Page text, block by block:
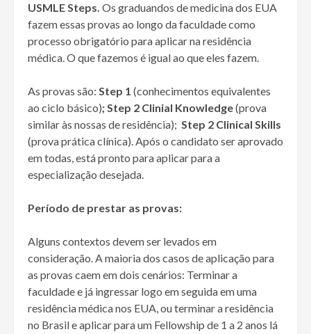
USMLE Steps. Os graduandos de medicina dos EUA
fazem essas provas ao longo da faculdade como
processo obrigatório para aplicar na residência
médica. O que fazemos é igual ao que eles fazem.
As provas são: Step 1 (conhecimentos equivalentes
ao ciclo básico); Step 2 Clinial Knowledge(prova
similar às nossas de residência); Step 2 Clinical Skills
(prova prática clínica). Após o candidato ser aprovado
em todas, está pronto para aplicar para a
especialização desejada.
Período de prestar as provas:
Alguns contextos devem ser levados em
consideração. A maioria dos casos de aplicação para
as provas caem em dois cenários: Terminar a
faculdade e já ingressar logo em seguida em uma
residência médica nos EUA, ou terminar a residência
no Brasil e aplicar para um Fellowship de 1 a 2 anos lá